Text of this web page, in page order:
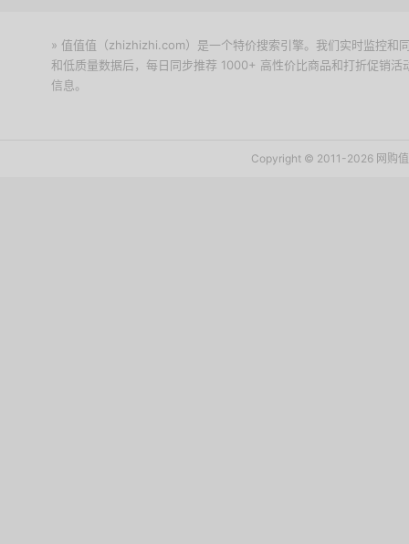
» 值值值（zhizhizhi.com）是一个特价搜索引擎。我们实时监控和
和低质量数据后，每日同步推荐 1000+ 高性价比商品和打折促销
信息。
Copyright © 2011-2026 网购